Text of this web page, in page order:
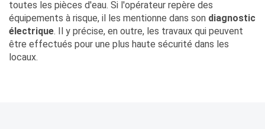
toutes les pièces d'eau. Si l'opérateur repère des
équipements à risque, il les mentionne dans son diagnostic
électrique. Il y précise, en outre, les travaux qui peuvent
être effectués pour une plus haute sécurité dans les
locaux.